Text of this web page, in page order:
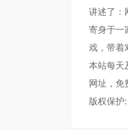
讲述了：
寄身于一
戏，带着
本站每天
网址，免
版权保护